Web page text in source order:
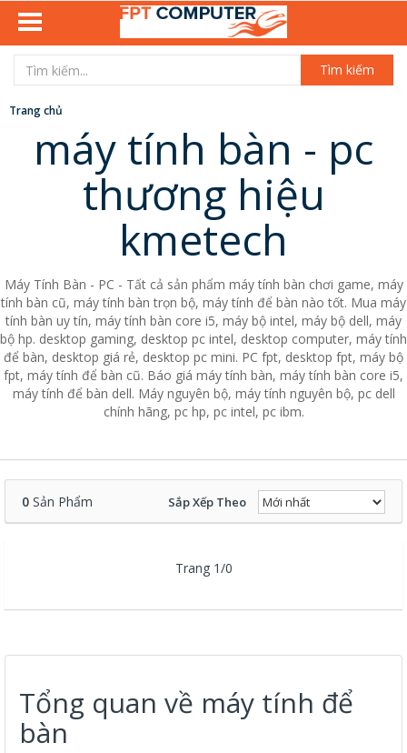
Tìm kiếm
Trang chủ
máy tính bàn - pc
thương hiệu
kmetech
Máy Tính Bàn - PC - Tất cả sản phẩm máy tính bàn chơi game, máy
tính bàn cũ, máy tính bàn trọn bộ, máy tính để bàn nào tốt. Mua máy
tính bàn uy tín, máy tính bàn core i5, máy bộ intel, máy bộ dell, máy
bộ hp. desktop gaming, desktop pc intel, desktop computer, máy tính
để bàn, desktop giá rẻ, desktop pc mini. PC fpt, desktop fpt, máy bộ
fpt, máy tính để bàn cũ. Báo giá máy tính bàn, máy tính bàn core i5,
máy tính để bàn dell. Máy nguyên bộ, máy tính nguyên bộ, pc dell
chính hãng, pc hp, pc intel, pc ibm.
0 Sản Phẩm Sắp Xếp Theo
Trang 1/0
Tổng quan về máy tính để
bàn